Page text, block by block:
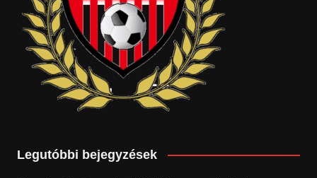
Legutóbbi bejegyzések